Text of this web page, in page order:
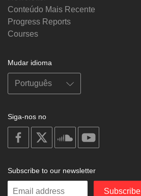
Conteúdo Mais Recente
Progress Reports
Courses
Mudar idioma
Siga-nos no
on
facebook
soundcloud
Subscribe to our newsletter
Enter
Subscribe